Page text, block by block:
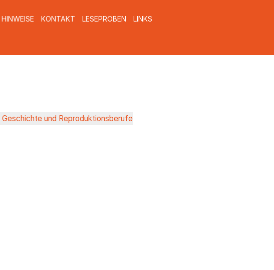
HINWEISE KONTAKT LESEPROBEN LINKS
Geschichte und Reproduktionsberufe